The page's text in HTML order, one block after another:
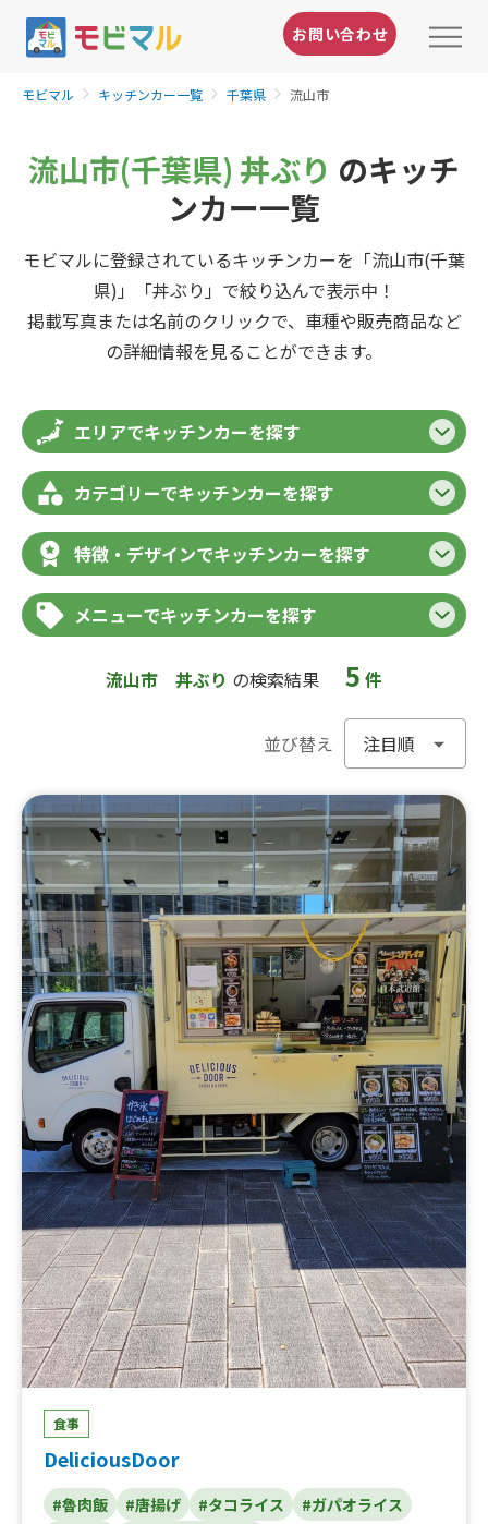
お問い合わせ
モビマル キッチンカー一覧 千葉県 流山市
流山市(千葉県) 丼ぶり のキッチ
ンカー一覧
モビマルに登録されているキッチンカーを「流山市(千葉
県)」「丼ぶり」で絞り込んで表示中！
掲載写真または名前のクリックで、車種や販売商品など
の詳細情報を見ることができます。
エリアでキッチンカーを探す
カテゴリーでキッチンカーを探す
特徴・デザインでキッチンカーを探す
メニューでキッチンカーを探す
流山市 丼ぶり の検索結果 5 件
並び替え
食事
DeliciousDoor
#魯肉飯 #唐揚げ #タコライス
#ガパオライス